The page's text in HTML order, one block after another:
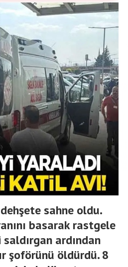
sahne oldu.
basarak rastgele
ardından
şoförünü öldürdü. 8